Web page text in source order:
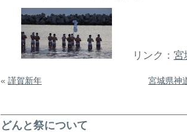
リンク： 宮
« 謹賀新年 宮城県神
どんと祭について